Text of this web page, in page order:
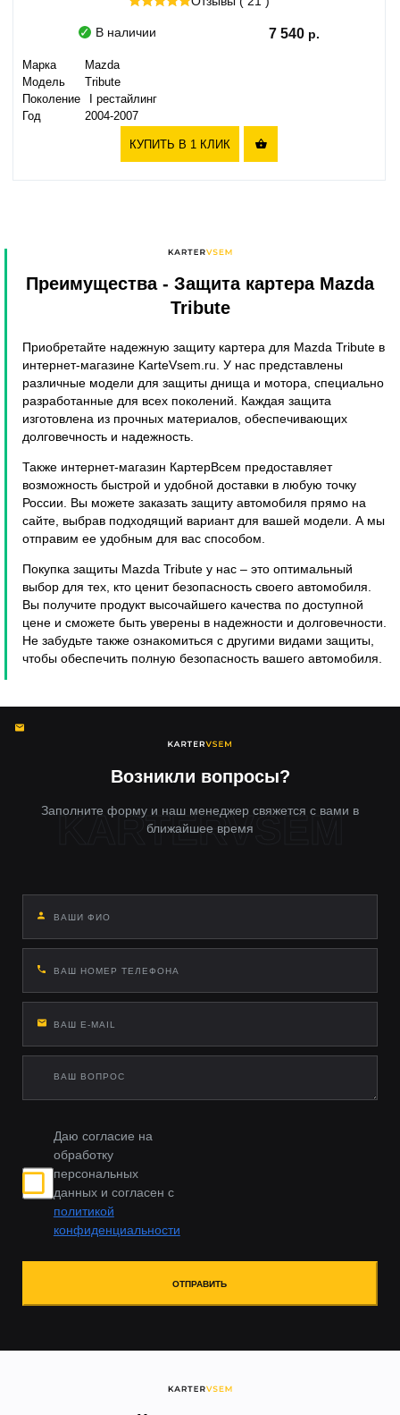
В наличии 7 540
Марка
Mazda
Модель
Tribute
Поколение
I рестайлинг
Год
2004-2007
КУПИТЬ В 1 КЛИК 
Преимущества- Защита картера Mazda
Tribute
Приобретайте надежную защиту картера для Mazda Tribute в
интернет-магазине KarteVsem.ru. У нас представлены
различные модели для защиты днища и мотора, специально
разработанные для всех поколений. Каждая защита
изготовлена из прочных материалов, обеспечивающих
долговечность и надежность.
Также интернет-магазин КартерВсем предоставляет
возможность быстрой и удобной доставки в любую точку
России. Вы можете заказать защиту автомобиля прямо на
сайте, выбрав подходящий вариант для вашей модели. А мы
отправим ее удобным для вас способом.
Покупка защиты Mazda Tribute у нас – это оптимальный
выбор для тех, кто ценит безопасность своего автомобиля.
Вы получите продукт высочайшего качества по доступной
цене и сможете быть уверены в надежности и долговечности.
Не забудьте также ознакомиться с другими видами защиты,
чтобы обеспечить полную безопасность вашего автомобиля.
Возникли вопросы?
Заполните форму и наш менеджер свяжется с вами в
ближайшее время
Даю согласие на
обработку
персональных
данных и согласен с
политикой
конфиденциальности
ОТПРАВИТЬ